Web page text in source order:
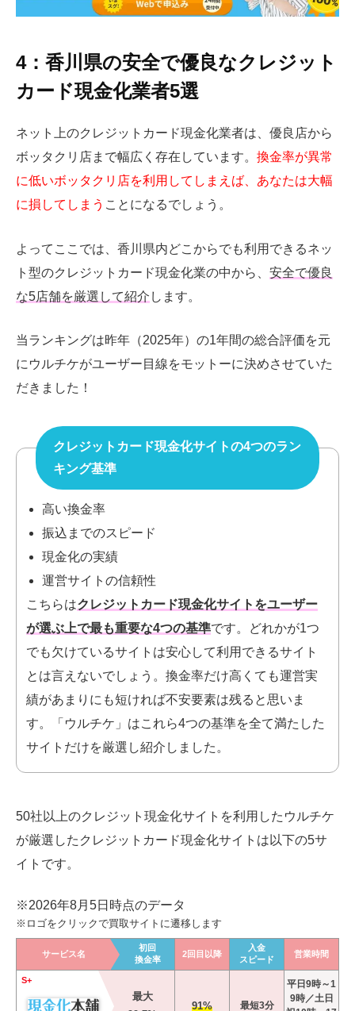
4：香川県の安全で優良なクレジット
カード現金化業者5選
ネット上のクレジットカード現金化業者は、優良店から
ボッタクリ店まで幅広く存在しています。 換金率が異常
に低いボッタクリ店を利用してしまえば、あなたは大幅
に損してしまう ことになるでしょう。
よってここでは、香川県内どこからでも利用できるネッ
ト型のクレジットカード現金化業の中から、 安全で優良
な5店舗を厳選して紹介 します。
当ランキングは昨年（2025年）の1年間の総合評価を元
にウルチケがユーザー目線をモットーに決めさせていた
だきました！
クレジットカード現金化サイトの4つのラン
キング基準
高い換金率
振込までのスピード
現金化の実績
運営サイトの信頼性
こちらはクレジットカード現金化サイトをユーザー
が選ぶ上で最も重要な4つの基準です。
どれかが1つ
でも欠けているサイトは安心して利用できるサイト
とは言えないでしょう。換金率だけ高くても運営実
績があまりにも短ければ不安要素は残ると思いま
す。「ウルチケ」はこれら4つの基準を全て満たした
サイトだけを厳選し紹介しました。
50社以上のクレジット現金化サイトを利用したウルチケ
が厳選したクレジットカード現金化サイトは以下の5サ
イトです。
※2026年8月5日時点のデータ
※ロゴをクリックで買取サイトに遷移します
サービス名
初回
換金率
2回目以降
入金
スピード
営業時間
S+
最大
91% 最短3分
平日9時～1
9時／土日